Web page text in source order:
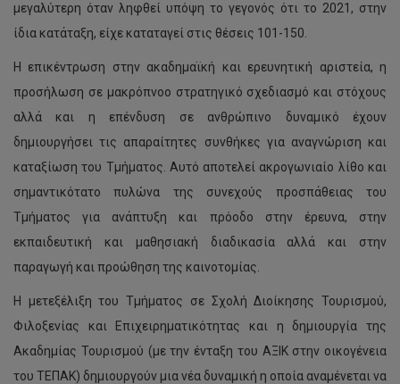
μεγαλύτερη όταν ληφθεί υπόψη το γεγονός ότι το 2021, στην
ίδια κατάταξη, είχε καταταγεί στις θέσεις 101-150.
Η επικέντρωση στην ακαδημαϊκή και ερευνητική αριστεία, η
προσήλωση σε μακρόπνοο στρατηγικό σχεδιασμό και στόχους
αλλά και η επένδυση σε ανθρώπινο δυναμικό έχουν
δημιουργήσει τις απαραίτητες συνθήκες για αναγνώριση και
καταξίωση του Τμήματος. Αυτό αποτελεί ακρογωνιαίο λίθο και
σημαντικότατο πυλώνα της συνεχούς προσπάθειας του
Τμήματος για ανάπτυξη και πρόοδο στην έρευνα, στην
εκπαιδευτική και μαθησιακή διαδικασία αλλά και στην
παραγωγή και προώθηση της καινοτομίας.
Η μετεξέλιξη του Τμήματος σε Σχολή Διοίκησης Τουρισμού,
Φιλοξενίας και Επιχειρηματικότητας και η δημιουργία της
Ακαδημίας Τουρισμού (με την ένταξη του ΑΞΙΚ στην οικογένεια
του ΤΕΠΑΚ) δημιουργούν μια νέα δυναμική η οποία αναμένεται να